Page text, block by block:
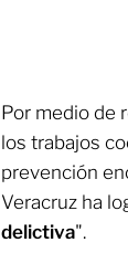
Por medio de
los trabajos
prevención
Veracruz ha
delictiva".